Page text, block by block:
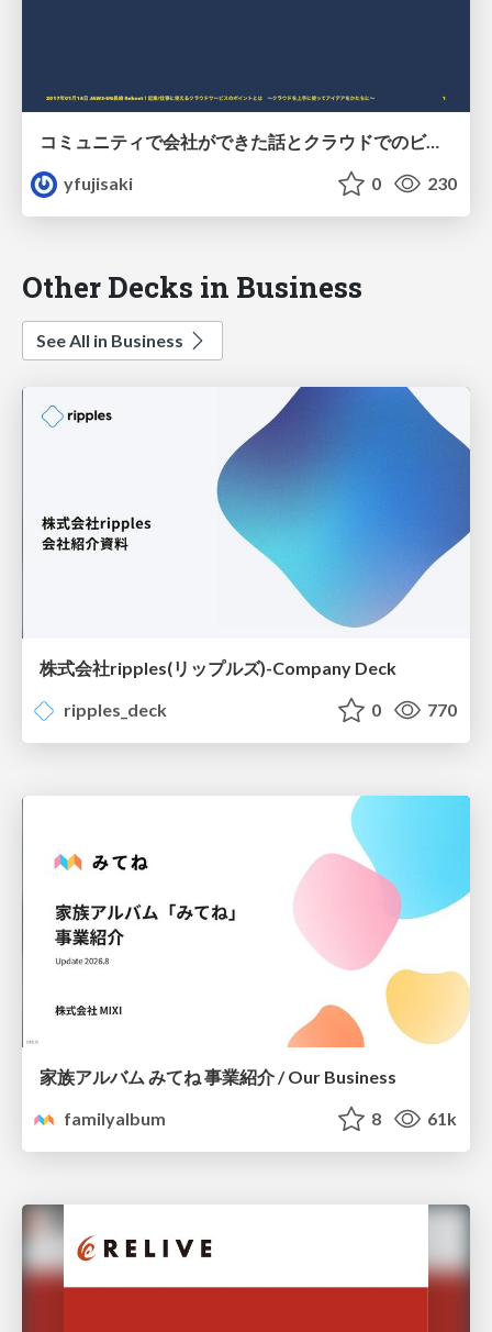
コミュニティで会社ができた話とクラウドでのビジネスの話
yfujisaki
0 230
Other Decks in Business
See All in Business
株式会社ripples(リップルズ)-Company Deck
ripples_deck
0 770
家族アルバム みてね 事業紹介 / Our Business
familyalbum
8 61k